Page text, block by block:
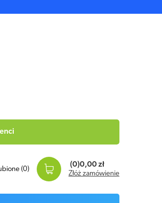
(0)
(0)0,00 zł
Złóż zamówienie